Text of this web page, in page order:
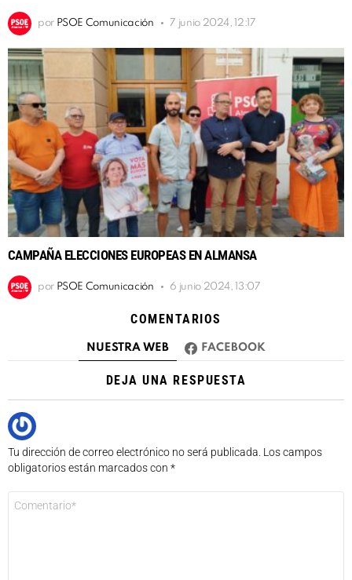
por PSOE Comunicación 7 junio 2024, 12:17
CAMPAÑA ELECCIONES EUROPEAS EN ALMANSA
por PSOE Comunicación 6 junio 2024, 13:07
COMENTARIOS
NUESTRA WEB FACEBOOK
DEJA UNA RESPUESTA
Tu dirección de correo electrónico no será publicada. Los campos
obligatorios están marcados con *